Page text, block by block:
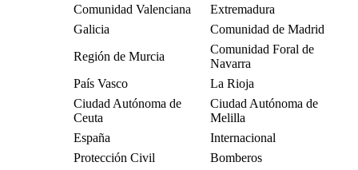
Comunidad Valenciana
Extremadura
Galicia
Comunidad de Madrid
Región de Murcia
Comunidad Foral de
Navarra
País Vasco
La Rioja
Ciudad Autónoma de
Ceuta
Ciudad Autónoma de
Melilla
España
Internacional
Protección Civil
Bomberos